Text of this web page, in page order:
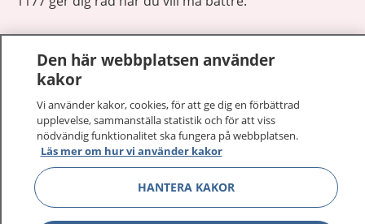
1177 på flera språk
Om 1177
Kontakt Visa
Den här webbplatsen använder
kakor
Vi använder kakor, cookies, för att ge dig en förbättrad
upplevelse, sammanställa statistik och för att viss
nödvändig funktionalitet ska fungera på webbplatsen.
Läs mer om hur vi använder kakor
HANTERA KAKOR